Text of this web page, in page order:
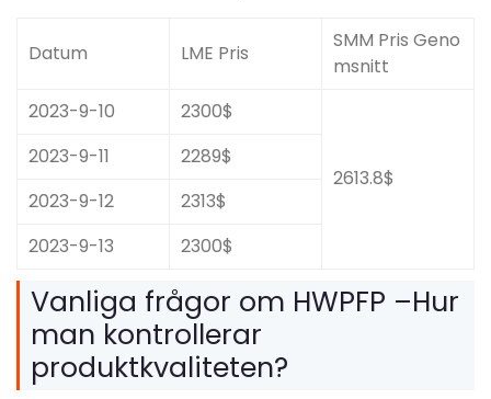
Datum LME Pris
SMM Pris Geno
msnitt
2023-9-10
2300$
2613.8$
2023-9-11
2289$
2023-9-12
2313$
2023-9-13
2300$
Vanliga frågor om HWPFP –Hur
man kontrollerar
produktkvaliteten?